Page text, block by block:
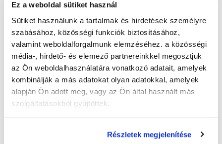
Ez a weboldal sütiket használ
Sütiket használunk a tartalmak és hirdetések személyre
szabásához, közösségi funkciók biztosításához,
valamint weboldalforgalmunk elemzéséhez. a közösségi
média-, hirdető- és elemező partnereinkkel megosztjuk
az Ön weboldalhasználatára vonatkozó adatait, amelyek
kombinálják a más adatokat olyan adatokkal, amelyek
alapján Ön adott meg, vagy az Ön által használt más
szolgáltatásokból gyűjtöttek.
Részletek megjelenítése
" B " csoport
Időtartam:5-6 hónap
Indulás időpontja: 2026-09-25
Képzés ára:219 000 Ft
egyösszegű befizetés esetén + minden
tanfolyam 49.990 Ft értékben!